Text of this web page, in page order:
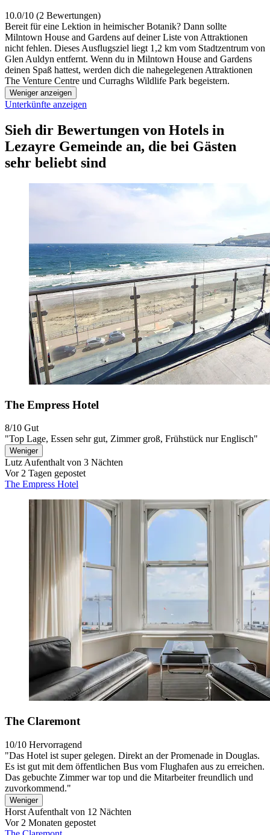
10.0/10 (2 Bewertungen)
Bereit für eine Lektion in heimischer Botanik? Dann sollte
Milntown House and Gardens auf deiner Liste von Attraktionen
nicht fehlen. Dieses Ausflugsziel liegt 1,2 km vom Stadtzentrum von
Glen Auldyn entfernt. Wenn du in Milntown House and Gardens
deinen Spaß hattest, werden dich die nahegelegenen Attraktionen
The Venture Centre und Curraghs Wildlife Park begeistern.
Weniger anzeigen
Unterkünfte anzeigen
Sieh dir Bewertungen von Hotels in
Lezayre Gemeinde an, die bei Gästen
sehr beliebt sind
The Empress Hotel
8/10 Gut
"Top Lage, Essen sehr gut, Zimmer groß, Frühstück nur Englisch"
Weniger
LutzAufenthalt von 3 Nächten
Vor 2 Tagen gepostet
The Empress Hotel
The Claremont
10/10 Hervorragend
"Das Hotel ist super gelegen. Direkt an der Promenade in Douglas.
Es ist gut mit dem öffentlichen Bus vom Flughafen aus zu erreichen.
Das gebuchte Zimmer war top und die Mitarbeiter freundlich und
zuvorkommend."
Weniger
Horst Aufenthalt von 12 Nächten
Vor 2 Monaten gepostet